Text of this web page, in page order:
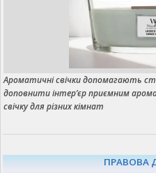
Ароматичні свічки допомагають
доповнити інтер’єр приємним
свічку для різних кімнат
ПРАВОВА